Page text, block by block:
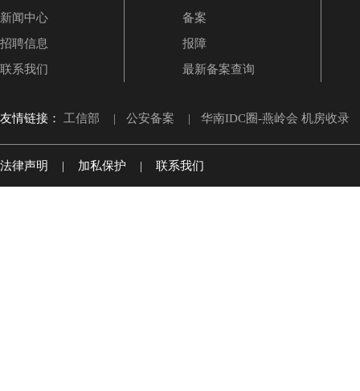
新闻中心
招聘信息
联系我们
备案
报障
最新备案查询
友情链接： 工信部 | 公安备案 | 华南IDC圈-燕岭会 机房收录
法律声明 | 加私保护 | 联系我们